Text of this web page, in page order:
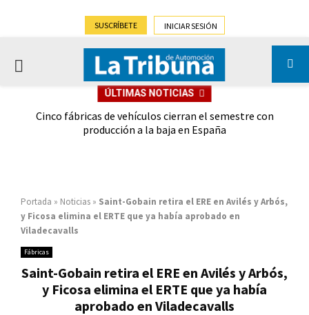
SUSCRÍBETE INICIAR SESIÓN
PRIMARY
ÚLTIMAS NOTICIAS
Cinco fábricas de vehículos cierran el semestre con
producción a la baja en España
Portada » Noticias » Saint-Gobain retira el ERE en Avilés y Arbós,
y Ficosa elimina el ERTE que ya había aprobado en
Viladecavalls
Fábricas
Saint-Gobain retira el ERE en Avilés y Arbós,
y Ficosa elimina el ERTE que ya había
aprobado en Viladecavalls